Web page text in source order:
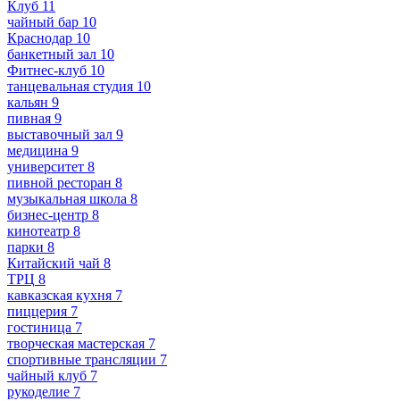
Клуб 11
чайный бар 10
Краснодар 10
банкетный зал 10
Фитнес-клуб 10
танцевальная студия 10
кальян 9
пивная 9
выставочный зал 9
медицина 9
университет 8
пивной ресторан 8
музыкальная школа 8
бизнес-центр 8
кинотеатр 8
парки 8
Китайский чай 8
ТРЦ 8
кавказская кухня 7
пиццерия 7
гостиница 7
творческая мастерская 7
спортивные трансляции 7
чайный клуб 7
рукоделие 7